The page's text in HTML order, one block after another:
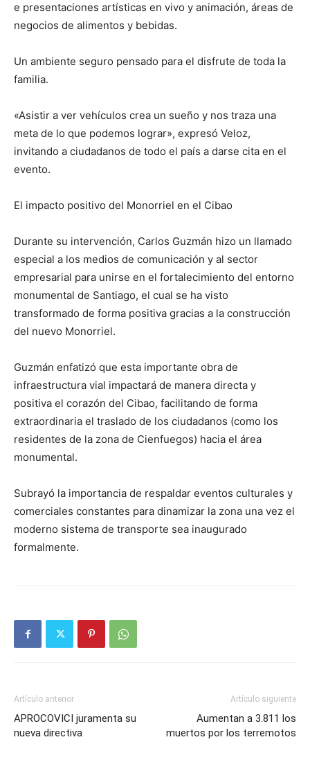
e presentaciones artísticas en vivo y animación, áreas de
negocios de alimentos y bebidas.
Un ambiente seguro pensado para el disfrute de toda la
familia.
«Asistir a ver vehículos crea un sueño y nos traza una
meta de lo que podemos lograr», expresó Veloz,
invitando a ciudadanos de todo el país a darse cita en el
evento.
El impacto positivo del Monorriel en el Cibao
Durante su intervención, Carlos Guzmán hizo un llamado
especial a los medios de comunicación y al sector
empresarial para unirse en el fortalecimiento del entorno
monumental de Santiago, el cual se ha visto
transformado de forma positiva gracias a la construcción
del nuevo Monorriel.
Guzmán enfatizó que esta importante obra de
infraestructura vial impactará de manera directa y
positiva el corazón del Cibao, facilitando de forma
extraordinaria el traslado de los ciudadanos (como los
residentes de la zona de Cienfuegos) hacia el área
monumental.
Subrayó la importancia de respaldar eventos culturales y
comerciales constantes para dinamizar la zona una vez el
moderno sistema de transporte sea inaugurado
formalmente.
Artículo anterior
APROCOVICI juramenta su
nueva directiva
Artículo siguiente
Aumentan a 3.811 los
muertos por los terremotos